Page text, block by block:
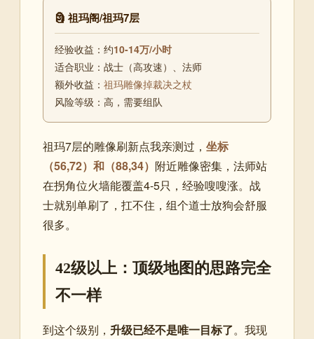
🗿 祖玛阁/祖玛7层
经验收益：约10-14万/小时
适合职业：战士（高攻速）、法师
额外收益： 祖玛雕像掉裁决之杖
风险等级：高，需要组队
祖玛7层的雕像刷新点我亲测过， 坐标
（56,72）和（88,34） 附近雕像密集，法师站
在拐角位火墙能覆盖4-5只，经验嗖嗖涨。战
士就别单刷了，扛不住，组个道士放狗会舒服
很多。
42级以上：顶级地图的思路完全
不一样
到这个级别， 升级已经不是唯一目标了。我现